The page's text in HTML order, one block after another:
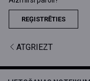
REĢISTRĒTIES
ATGRIEZT